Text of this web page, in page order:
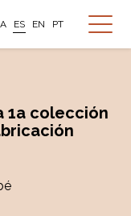
ES EN PT
1a colección